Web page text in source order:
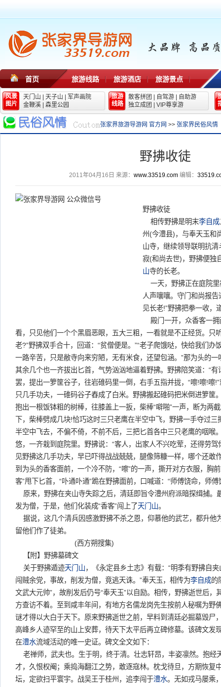
首页 旅游线路 旅游酒店 旅游景点
风景
图片
天门山 天子山
军声画院
金鞭溪
森里公园
旅游
线路
散客拼团 自驾游
自助游
独立成团
VIP尊享游
张家界旅游导游网 官方网 >> 张家界民俗风情
野拂收徒
2011年04月16日 来源： www.33519.com编辑：
野拂收徒
相传野拂是明末李自成
州(今澧县)，与奉天玉和
山寺，继续领导联明抗
寂(和尚去世)，野拂便独
山寺的长老。
一天，野拂正在庭院里
人声嚷嚷。守门和尚报
见长老!”野拂把拳一收，
殿门一开，众香客一拥
看，只见他们一个个黑眉恶眼，五大三粗，一看就是不正经货。只
老?”野拂双手合十，回道：“贫僧便是。”“老子爬饿哒，快给我们办
一路辛苦，只是敝寺向来穷陋，无有米食，还望包涵。”那为头的一
其余几个也一齐拔出匕首，气势汹汹地逼着野拂。野拂陪笑道：“
罢，提出一箩筐谷子，往岩碓码里一倒，右手五指并拢，“嚓!嚓!嚓
只几手功夫，一碓码谷子舂成了白米。野拂搬起碓码把米倒进箩筐
抱出一根饭钵粗的树棒，往膝盖上一扳，柴棒“噼啪”一声，断为两
下，柴棒劈成几块!恰巧这时三只老鹰在半空中飞，野拂一手夺过三
半空中飞去，不偏不倚，不前不后，三把匕首各中三只老鹰的咽喉
悠，一齐栽到庭院里。野拂说：“客人，出家人不兴吃荤，还得劳
见野拂这几手功夫，早已吓得战战兢兢，腿像筛糠一样，哪个还敢
到为头的香客面前，一个冷不防，“嚓”的一声，撕开对方衣服，胸
客”甩下匕首，“卟通卟通”跪在野拂面前，口喊道：“师傅饶命，师傅
原来，野拂在夹山寺失踪之后，清廷即旨令澧州府派暗探缉捕。
发为僧，于是，他们化装成“香客”闯上了天门山。
据说，这几个清兵因感激野拂不杀之恩，仰慕他的武艺，都升他
留他们作了徒弟。
(西方朔搜集)
【附】野拂墓碑文
关于野拂遁迹天门山，《永定县乡土志》有载：“明季有野拂自
闯贼余党，事故，削发为僧，竟逃天诛。”奉天玉，相传为李自成的
文武大元帅”，故削发后仍号“奉天玉”以自励。相传，野拂逝世后，
方查访不着。至到咸丰年间，有地方名儒龙岗先生按前人秘嘱为野
谜才得以大白于天下。原来野拂逝世之前，早料到清廷必掘墓毁尸
高峰乡人迹罕至的山上安葬，待天下太平后再立碑修墓。该碑文发
在澧水流域活动的唯一史证。碑文全文如下：
老禅师，武夫也。生于明，终于清。壮志轩昂，丰姿凛然。抱经
才，久恨权阉；乘捣海翻江之势，敢逐寇林。枕戈待旦，方期恢复
坛，定欲扫平寰宇。战吴王于桂州，追李闯于澧水。无如戎马屡乘